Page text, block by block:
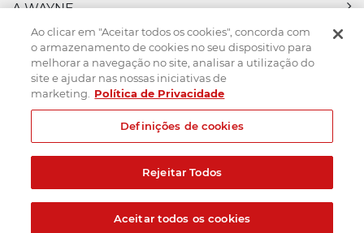
A WAYNE
PRODUTOS
FORÇA DE VENDAS
ASSISTÊNCIA TÉCNICA
DOWNLOADS
CONTATO
Mapa do Site Termos de uso Política de privacidade
Created by
Ao clicar em "Aceitar todos os cookies", concorda com
o armazenamento de cookies no seu dispositivo para
melhorar a navegação no site, analisar a utilização do
site e ajudar nas nossas iniciativas de
marketing.
Política de Privacidade
Definições de cookies
Rejeitar Todos
Aceitar todos os cookies